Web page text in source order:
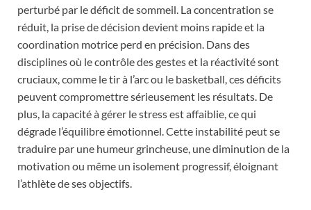
perturbé par le déficit de sommeil. La concentration se
réduit, la prise de décision devient moins rapide et la
coordination motrice perd en précision. Dans des
disciplines où le contrôle des gestes et la réactivité sont
cruciaux, comme le tir à l’arc ou le basketball, ces déficits
peuvent compromettre sérieusement les résultats. De
plus, la capacité à gérer le stress est affaiblie, ce qui
dégrade l’équilibre émotionnel. Cette instabilité peut se
traduire par une humeur grincheuse, une diminution de la
motivation ou même un isolement progressif, éloignant
l’athlète de ses objectifs.